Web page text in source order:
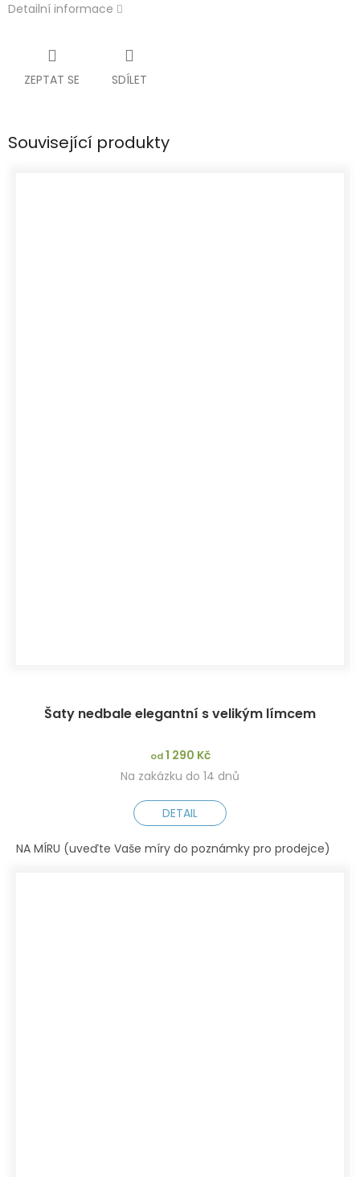
Detailní informace
ZEPTAT SE SDÍLET
Související produkty
Šaty nedbale elegantní s velikým límcem
od1 290 Kč
Na zakázku do 14 dnů
DETAIL
NA MÍRU (uveďte Vaše míry do poznámky pro prodejce)